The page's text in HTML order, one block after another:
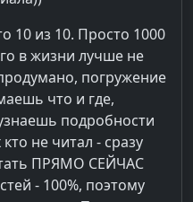
из 10. Просто 1000
в жизни лучше не
погружение
что и где,
подробности
не читал - сразу
ПРЯМО СЕЙЧАС
- 100%, поэтому